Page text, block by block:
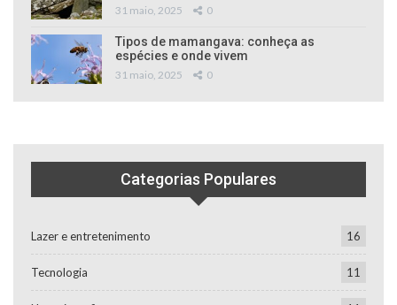
31 maio, 2025 0
Tipos de mamangava: conheça as
espécies e onde vivem
31 maio, 2025 0
Categorias Populares
Lazer e entretenimento 16
Tecnologia 11